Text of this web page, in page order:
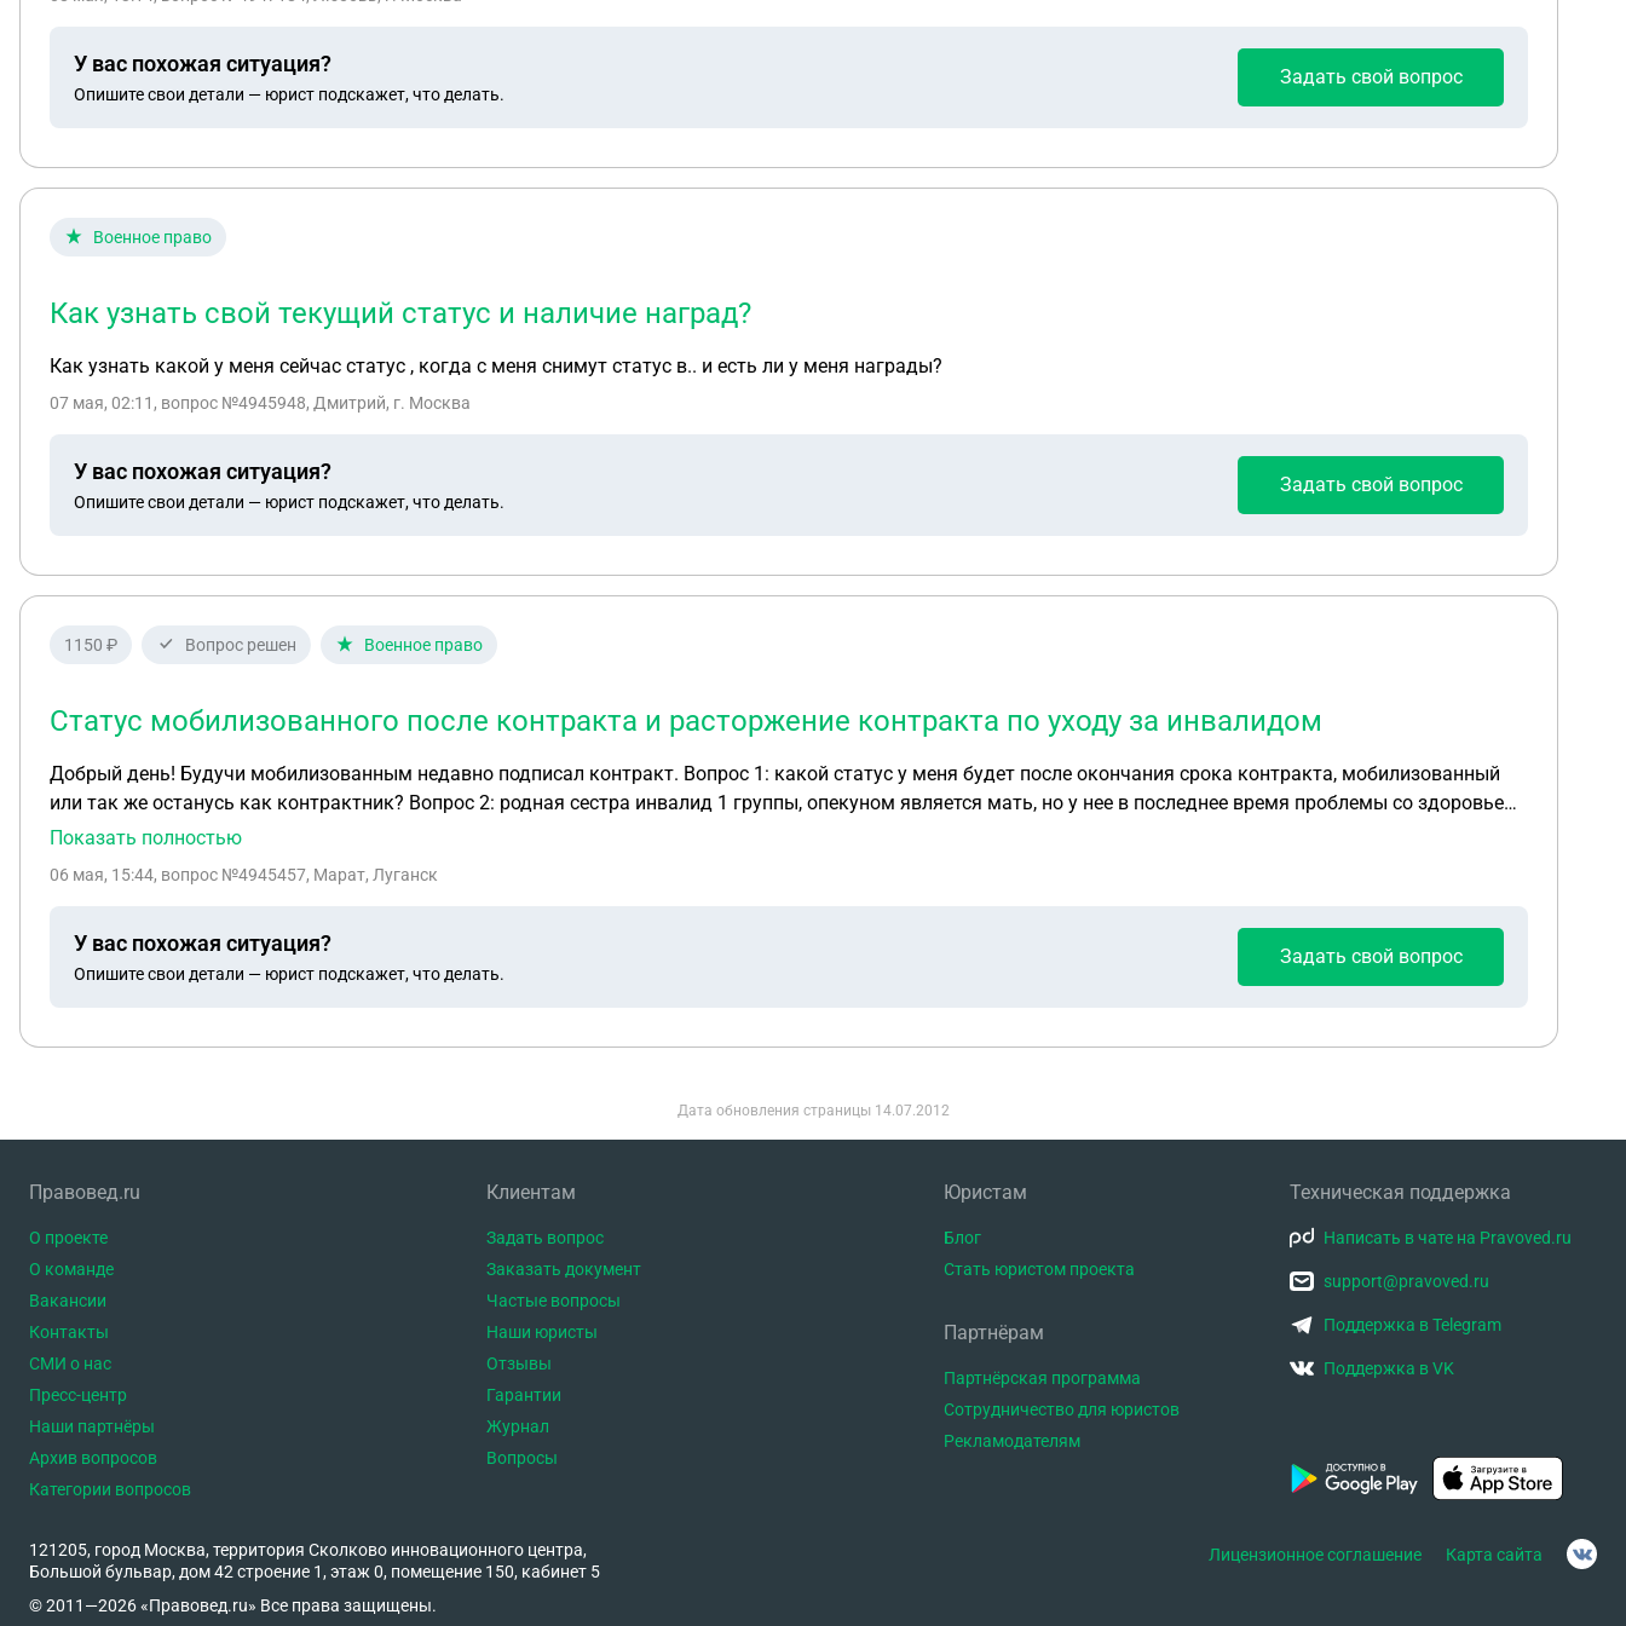
мы совершеннолетние на тот момент. Документов нет, кроме как документов от предприятия, где указано, что она выдается моему отцу как многодетному,
следующие: 1. Имеет ли мама право на долю в квартире, так как квартира приобреталась за счет субсидии от города и совместно-нажитых средств, но была
приватизирована на отца. 2. Обязан ли отец был выделить доли на детей? 3. Если обязан, то есть ли шанс восстановить свои доли? 4. Можем ли мама как-то
Буду признательна за компетентное мнение.
У вас похожая ситуация?
Опишите свои детали — юрист подскажет, что делать.
Задать свой вопрос
Военное право
Как узнать свой текущий статус и наличие наград?
Как узнать какой у меня сейчас статус , когда с меня снимут статус в.. и есть ли у меня награды?
07 мая, 02:11 , вопрос №4945948, Дмитрий, г. Москва
У вас похожая ситуация?
Опишите свои детали — юрист подскажет, что делать.
Задать свой вопрос
1150 ₽ Вопрос решен Военное право
Статус мобилизованного после контракта и расторжение контракта по уходу за инвалидом
Добрый день! Будучи мобилизованным недавно подписал контракт. Вопрос 1: какой статус у меня будет после окончания срока контракта, мобилизованный
или так же останусь как контрактник? Вопрос 2: родная сестра инвалид 1 группы, опекуном является мать, но у нее в последнее время проблемы со здоровьем,
какова возможность расторгнуть контракт по уходу за родственниками?
Показать полностью
06 мая, 15:44, вопрос №4945457, Марат, Луганск
У вас похожая ситуация?
Опишите свои детали — юрист подскажет, что делать.
Задать свой вопрос
Дата обновления страницы 14.07.2012
Правовед.ru
О проекте
О команде
Вакансии
Контакты
СМИ о нас
Пресс-центр
Наши партнёры
Архив вопросов
Категории вопросов
Клиентам
Задать вопрос
Заказать документ
Частые вопросы
Наши юристы
Отзывы
Гарантии
Журнал
Вопросы
Юристам
Блог
Стать юристом проекта
Партнёрам
Партнёрская программа
Сотрудничество для юристов
Рекламодателям
Техническая поддержка
Написать в чате на Pravoved.ru
support@pravoved.ru
Поддержка в Telegram
Поддержка в VK
121205, город Москва, территория Сколково инновационного центра,
Большой бульвар, дом 42 строение 1, этаж 0, помещение 150, кабинет 5
© 2011—2026 «Правовед.ru» Все права защищены.
Лицензионное соглашение Карта сайта